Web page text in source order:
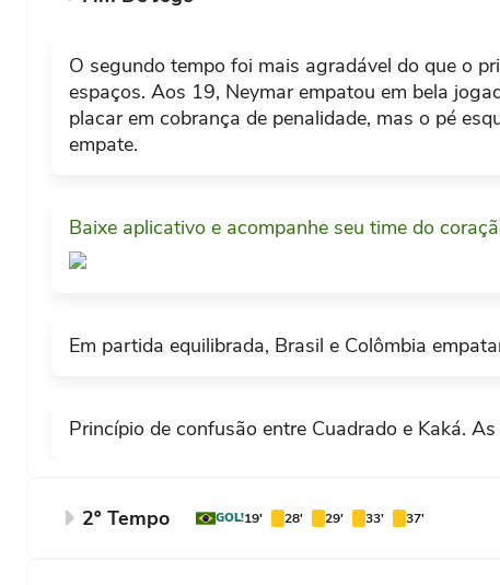
O segundo tempo foi mais agradável do que o
espaços. Aos 19, Neymar empatou em bela
placar em cobrança de penalidade, mas o pé
empate.
Baixe aplicativo e acompanhe seu time do
Em partida equilibrada, Brasil e Colômbia
Princípio de confusão entre Cuadrado e Kaká.
2º Tempo GOL!19' 28' 29' 33' 37'